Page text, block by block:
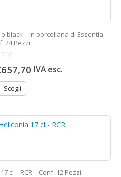
black – in porcellana di Essentia –
24 Pezzi
IVA esc.
Scegli
cl – RCR – Conf. 12 Pezzi